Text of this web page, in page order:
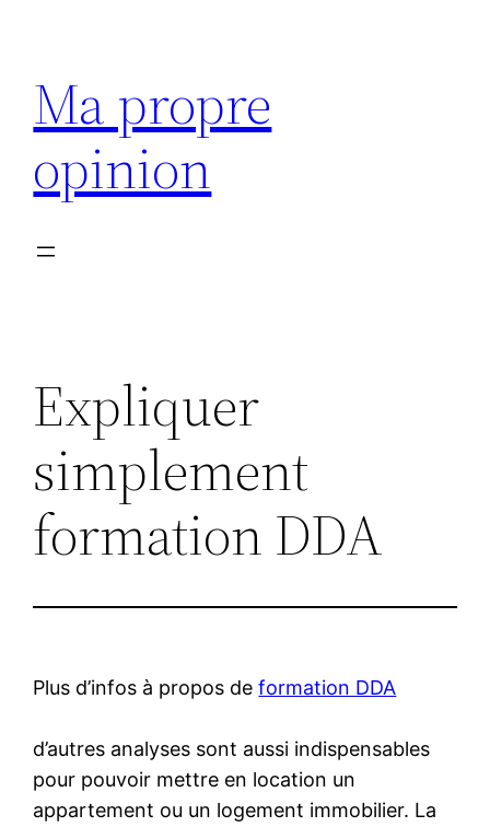
contenu
Ma propre
opinion
Expliquer
simplement
formation DDA
Plus d’infos à propos deformation DDA
d’autres analyses sont aussi indispensables
pour pouvoir mettre en location un
appartement ou un logement immobilier. La